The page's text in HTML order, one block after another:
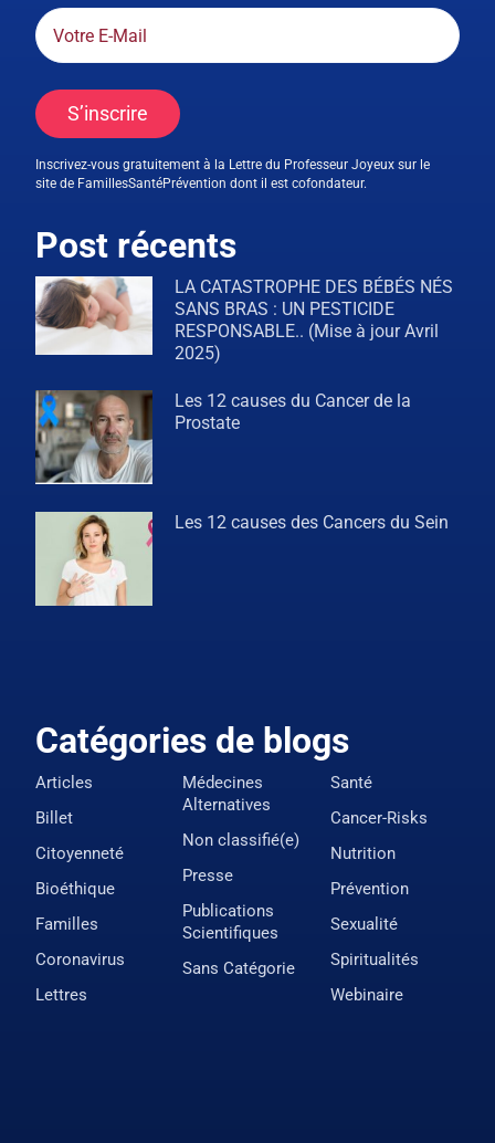
S’inscrire
Inscrivez-vous gratuitement à la Lettre du Professeur Joyeux sur le
site de FamillesSantéPrévention dont il est cofondateur.
Post récents
LA CATASTROPHE DES BÉBÉS NÉS
SANS BRAS : UN PESTICIDE
RESPONSABLE.. (Mise à jour Avril
2025)
Les 12 causes du Cancer de la
Prostate
Les 12 causes des Cancers du Sein
Catégories de blogs
Articles
Billet
Citoyenneté
Bioéthique
Familles
Coronavirus
Lettres
Médecines
Alternatives
Non classifié(e)
Presse
Publications
Scientifiques
Sans Catégorie
Santé
Cancer-Risks
Nutrition
Prévention
Sexualité
Spiritualités
Webinaire